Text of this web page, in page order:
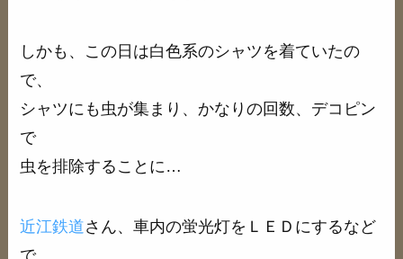
しかも、この日は白色系のシャツを着ていたの
で、
シャツにも虫が集まり、かなりの回数、デコピン
で
虫を排除することに…
近江鉄道さん、車内の蛍光灯をＬＥＤにするなど